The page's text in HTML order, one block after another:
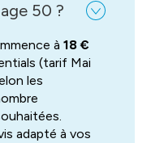
50 ?
à 18 €
(tarif Mai
les
adapté à vos